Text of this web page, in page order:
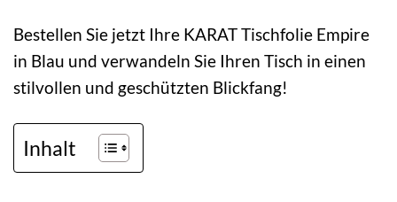
Bestellen Sie jetzt Ihre KARAT Tischfolie Empire
in Blau und verwandeln Sie Ihren Tisch in einen
stilvollen und geschützten Blickfang!
Inhalt